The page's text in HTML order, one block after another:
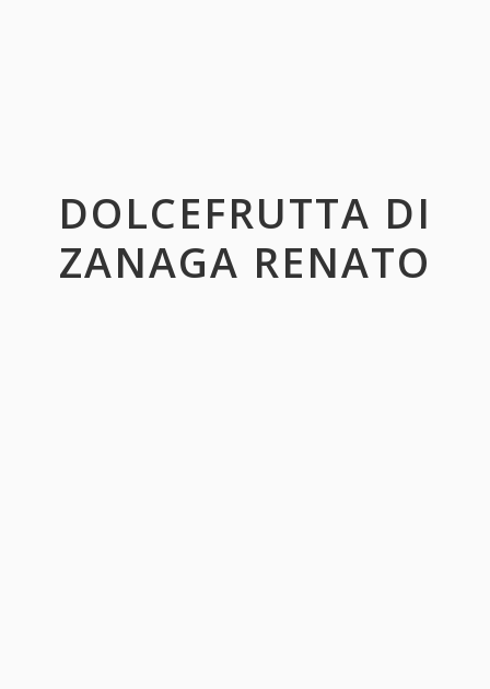
DOLCEFRUTTA DI
ZANAGA RENATO